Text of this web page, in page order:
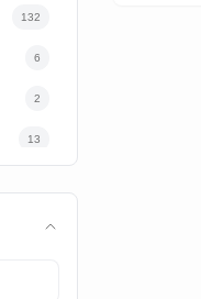
132
6
2
13